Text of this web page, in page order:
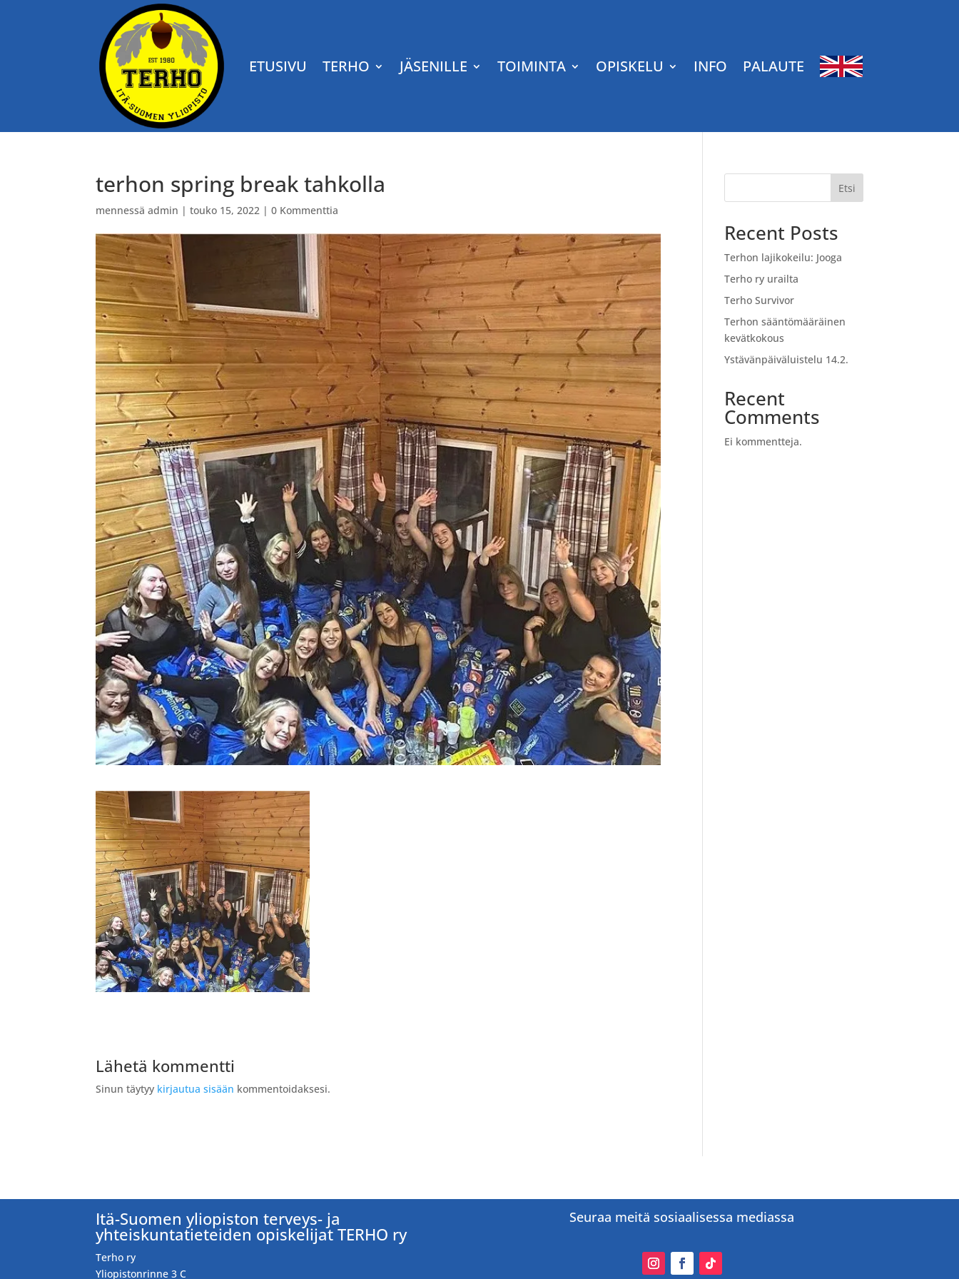
ETUSIVU TERHO JÄSENILLE TOIMINTA OPISKELU INFO PALAUTE
terhon spring break tahkolla
mennessäadmin |touko 15, 2022 |0 Kommenttia
Lähetä kommentti
Sinun täytyy kirjautua sisään kommentoidaksesi.
Etsi
Recent Posts
Terhon lajikokeilu: Jooga
Terho ry urailta
Terho Survivor
Terhon sääntömääräinen
kevätkokous
Ystävänpäiväluistelu 14.2.
Recent
Comments
Ei kommentteja.
Itä-Suomen yliopiston terveys- ja
yhteiskuntatieteiden opiskelijat TERHO ry
Terho ry
Yliopistonrinne 3 C
Seuraa meitä sosiaalisessa mediassa